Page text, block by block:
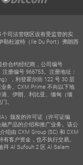
司法管辖区设有受监管的实
勒杜波特（Ile Du Port）弗朗西
合约经纪商，公司编号
册编号 966753。注册地址：
），利登霍尔街 122 号 30 层
务。CXM Prime 不向以下地
、伊朗、利比亚、缅甸（缅
。
）颁发的许可证（许可证编
产品的介绍和推广业务。该公
绍由 CXM Group (SC) 和 CXM
客户资金，也不执行交易。
拜 Al Sufouh 2 区 Al Salam